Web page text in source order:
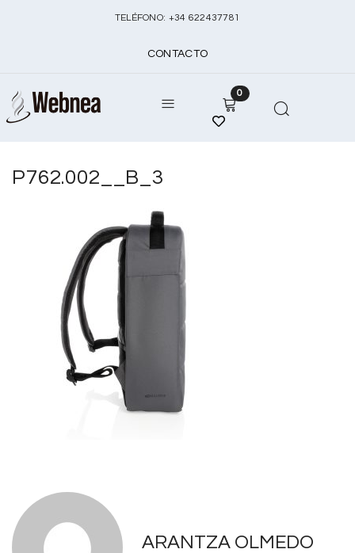
TELÉFONO: +34 622437781
CONTACTO
0
P762.002__B_3
ARANTZA OLMEDO